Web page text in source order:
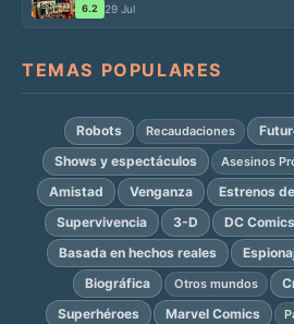
6.2 29 Jul
TEMAS POPULARES
Robots Recaudaciones
Shows y espectáculos
Asesinos
Amistad
Venganza Estrenos
Supervivencia 3-D DC Comics
Basada en hechos reales
Biográfica
Otros mundos
Superhéroes
Marvel Comics